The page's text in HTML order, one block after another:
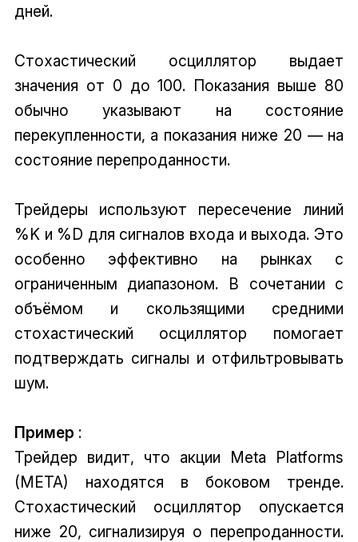
дней.
Стохастический осциллятор выдает
значения от 0 до 100. Показания выше 80
обычно указывают на состояние
перекупленности, а показания ниже 20 — на
состояние перепроданности.
Трейдеры используют пересечение линий
%K и %D для сигналов входа и выхода. Это
особенно эффективно на рынках с
ограниченным диапазоном. В сочетании с
объёмом и скользящими средними
стохастический осциллятор помогает
подтверждать сигналы и отфильтровывать
шум.
Пример :
Трейдер видит, что акции Meta Platforms
(META) находятся в боковом тренде.
Стохастический осциллятор опускается
ниже 20, сигнализируя о перепроданности.